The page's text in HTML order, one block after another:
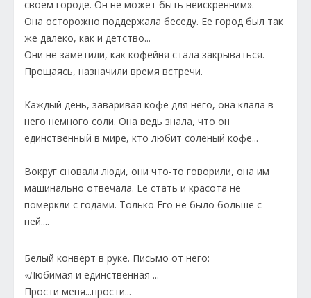
своем городе. Он не может быть неискренним».
Она осторожно поддержала беседу. Ее город был так
же далеко, как и детство...
Они не заметили, как кофейня стала закрываться.
Прощаясь, назначили время встречи.
Каждый день, заваривая кофе для него, она клала в
него немного соли. Она ведь знала, что он
единственный в мире, кто любит соленый кофе...
Вокруг сновали люди, они что-то говорили, она им
машинально отвечала. Ее стать и красота не
померкли с годами. Только Его не было больше с
ней....
Белый конверт в руке. Письмо от него:
«Любимая и единственная ...
Прости меня...прости...